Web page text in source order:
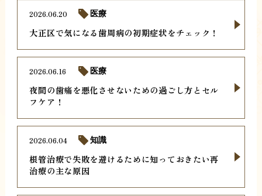
大正区で気になる歯周病の初期症状をチェック！
2026.06.20 医療
夜間の歯痛を悪化させないための過ごし方とセル
フケア！
2026.06.16 医療
根管治療で失敗を避けるために知っておきたい再
治療の主な原因
2026.06.04 知識